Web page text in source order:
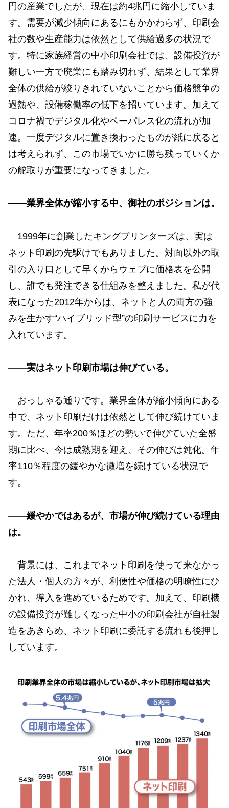
円の産業でしたが、現在は約4兆円に縮小していま
す。需要が減少傾向にあるにもかかわらず、印刷会
社の数や生産能力は依然として供給過多の状況で
す。特に家族経営の中小印刷会社では、設備投資が
難しい一方で廃業にも踏み切れず、結果として業界
全体の供給が絞りきれていないことから価格競争の
過熱や、設備稼働率の低下を招いています。加えて
コロナ禍でデジタル化やペーパレス化の流れが加
速。一度デジタルに置き換わったものが紙に戻ると
は考えられず、この市場でいかに勝ち残っていくか
の舵取りが重要になってきました。
——業界全体が縮小する中、御社のポジションは。
1999年に創業したキングプリンターズは、実は
ネット印刷の先駆けでもありました。対面以外の取
引の入り口として早くからウェブに価格表を公開
し、誰でも発注できる仕組みを整えました。私が代
表になった2012年からは、ネットと人の両方の強
みを生かす“ハイブリッド型”の印刷サービスに力を
入れています。
——実はネット印刷市場は伸びている。
おっしゃる通りです。業界全体が縮小傾向にある
中で、ネット印刷だけは依然として伸び続けていま
す。ただ、年率200％ほどの勢いで伸びていた全盛
期に比べ、今は成熟期を迎え、その伸びは鈍化。年
率110％程度の緩やかな微増を続けている状況で
す。
——緩やかではあるが、市場が伸び続けている理由
は。
背景には、これまでネット印刷を使って来なかっ
た法人・個人の方々が、利便性や価格の明瞭性にひ
かれ、導入を進めているためです。加えて、印刷機
の設備投資が難しくなった中小の印刷会社が自社製
造をあきらめ、ネット印刷に委託する流れも後押し
しています。